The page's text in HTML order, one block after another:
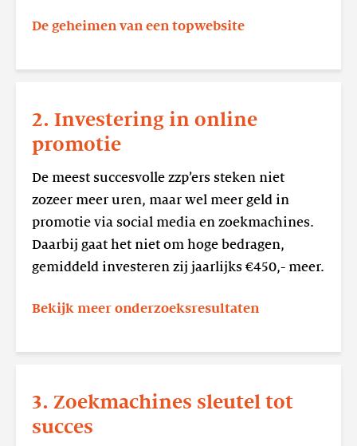
De geheimen van een topwebsite
2. Investering in online
promotie
De meest succesvolle zzp’ers steken niet
zozeer meer uren, maar wel meer geld in
promotie via social media en zoekmachines.
Daarbij gaat het niet om hoge bedragen,
gemiddeld investeren zij jaarlijks €450,- meer.
Bekijk meer onderzoeksresultaten
meer
Investering
3. Zoekmachines sleutel tot
succes
meer
Zoekmachines